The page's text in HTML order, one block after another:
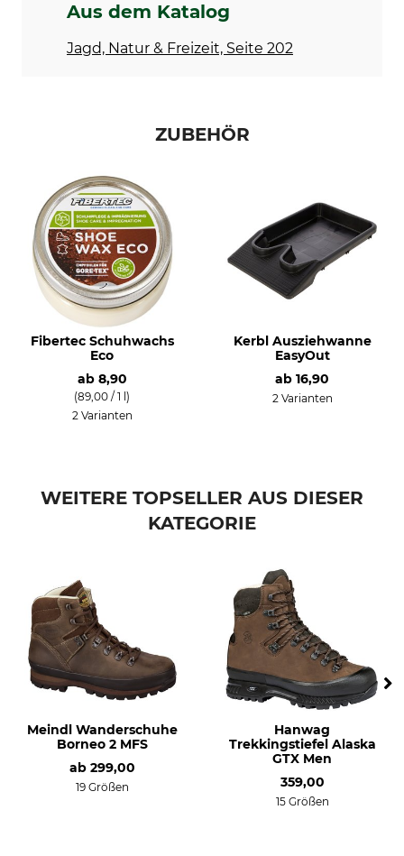
wasserdicht
Schuhgröße (EU)
Herstellung
Schuhgröße
Aus dem Katalog
Jagd, Natur & Freizeit, Seite 202
ZUBEHÖR
Fibertec Schuhwachs
Eco
ab 8,90
(89,00 / 1 l)
2 Varianten
Kerbl Ausziehwanne
EasyOut
ab 16,90
2 Varianten
WEITERE TOPSELLER AUS DIESER
KATEGORIE
Meindl Wanderschuhe
Borneo 2 MFS
ab 299,00
19 Größen
Hanwag
Trekkingstiefel Alaska
GTX Men
359,00
15 Größen